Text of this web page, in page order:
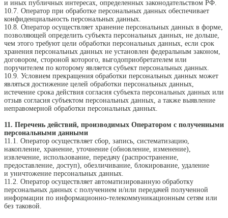
и иных публичных интересах, определенных законодательством РФ.
10.7. Оператор при обработке персональных данных обеспечивает
конфиденциальность персональных данных.
10.8. Оператор осуществляет хранение персональных данных в форме,
позволяющей определить субъекта персональных данных, не дольше,
чем этого требуют цели обработки персональных данных, если срок
хранения персональных данных не установлен федеральным законом,
договором, стороной которого, выгодоприобретателем или
поручителем по которому является субъект персональных данных.
10.9. Условием прекращения обработки персональных данных может
являться достижение целей обработки персональных данных,
истечение срока действия согласия субъекта персональных данных или
отзыв согласия субъектом персональных данных, а также выявление
неправомерной обработки персональных данных.
11. Перечень действий, производимых Оператором с полученными
персональными данными
11.1. Оператор осуществляет сбор, запись, систематизацию,
накопление, хранение, уточнение (обновление, изменение),
извлечение, использование, передачу (распространение,
предоставление, доступ), обезличивание, блокирование, удаление
и уничтожение персональных данных.
11.2. Оператор осуществляет автоматизированную обработку
персональных данных с получением и/или передачей полученной
информации по информационно-телекоммуникационным сетям или
без таковой.